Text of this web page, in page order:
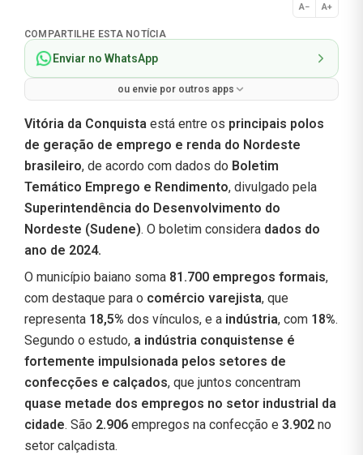
A− A+
Normal
COMPARTILHE ESTA NOTÍCIA
Enviar no WhatsApp
ou envie por outros apps
Vitória da Conquista está entre os principais polos
de geração de emprego e renda do Nordeste
brasileiro, de acordo com dados do Boletim
Temático Emprego e Rendimento, divulgado pela
Superintendência do Desenvolvimento do
Nordeste (Sudene). O boletim considera dados do
ano de 2024.
O município baiano soma 81.700 empregos formais,
com destaque para o comércio varejista, que
representa 18,5% dos vínculos, e a indústria, com 18%.
Segundo o estudo, a indústria conquistense é
fortemente impulsionada pelos setores de
confecções e calçados, que juntos concentram
quase metade dos empregos no setor industrial da
cidade. São 2.906 empregos na confecção e 3.902 no
setor calçadista.